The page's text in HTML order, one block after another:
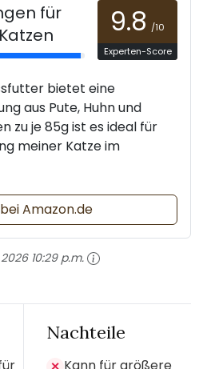
für
9.8 /10
Experten-Score
bietet eine
aus Pute, Huhn und
zu je 85g ist es ideal für
meiner Katze im
Amazon.de
10:29 p.m.
Nachteile